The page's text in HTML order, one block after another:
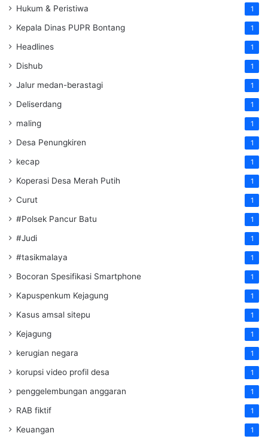
Hukum & Peristiwa 1
Kepala Dinas PUPR Bontang 1
Headlines 1
Dishub 1
Jalur medan-berastagi 1
Deliserdang 1
maling 1
Desa Penungkiren 1
kecap 1
Koperasi Desa Merah Putih 1
Curut 1
#Polsek Pancur Batu 1
#Judi 1
#tasikmalaya 1
Bocoran Spesifikasi Smartphone 1
Kapuspenkum Kejagung 1
Kasus amsal sitepu 1
Kejagung 1
kerugian negara 1
korupsi video profil desa 1
penggelembungan anggaran 1
RAB fiktif 1
Keuangan 1